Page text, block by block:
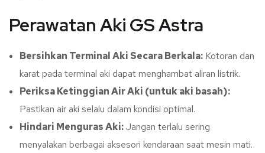
Perawatan Aki GS Astra
Bersihkan Terminal Aki Secara Berkala: Kotoran dan
karat pada terminal aki dapat menghambat aliran listrik.
Periksa Ketinggian Air Aki (untuk aki basah):
Pastikan air aki selalu dalam kondisi optimal.
Hindari Menguras Aki:Jangan terlalu sering
menyalakan berbagai aksesori kendaraan saat mesin mati.